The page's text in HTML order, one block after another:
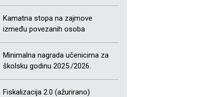
Kamatna stopa na zajmove
između povezanih osoba
Minimalna nagrada učenicima za
školsku godinu 2025./2026.
Fiskalizacija 2.0 (ažurirano)